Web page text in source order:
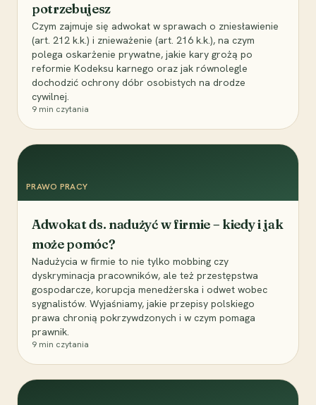
potrzebujesz
Czym zajmuje się adwokat w sprawach o zniesławienie
(art. 212 k.k.) i znieważenie (art. 216 k.k.), na czym
polega oskarżenie prywatne, jakie kary grożą po
reformie Kodeksu karnego oraz jak równolegle
dochodzić ochrony dóbr osobistych na drodze
cywilnej.
9 min czytania
PRAWO PRACY
Adwokat ds. nadużyć w firmie – kiedy i jak
może pomóc?
Nadużycia w firmie to nie tylko mobbing czy
dyskryminacja pracowników, ale też przestępstwa
gospodarcze, korupcja menedżerska i odwet wobec
sygnalistów. Wyjaśniamy, jakie przepisy polskiego
prawa chronią pokrzywdzonych i w czym pomaga
prawnik.
9 min czytania